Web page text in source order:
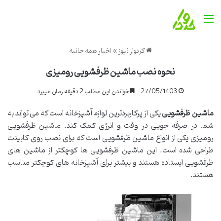
منو
کردوار نیوز»اخبار همه جانبه
نحوه نصب ماشین ظرفشویی رومیزی
27/05/1403 خواندن این مطلب 2 دقیقه زمان میبرد
ماشین ظرفشویییکی از پرکاربردترین لوازم آشپزخانه است که می تواند به
شما در صرفه جویی در وقت و انرژی کمک کند. ماشین ظرفشویی
رومیزی یکی از انواع ماشین ظرفشویی است که برای نصب روی کابینت
طراحی شده است. این ماشین ظرفشویی ها کوچکتر از ماشین های
ظرفشویی ایستاده هستند و بیشتر برای آشپزخانه های کوچکتر مناسب
هستند.